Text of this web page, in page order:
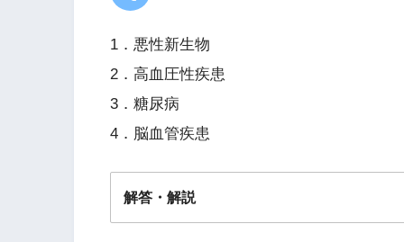
1．悪性新生物
2．高血圧性疾患
3．糖尿病
4．脳血管疾患
解答・解説